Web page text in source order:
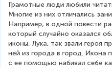
Грамотные люди любили
Многие из них отличались
Например, в одной повести
который случайно оказался
иконы. Лука, так звали героя
ней из города в город. Икона
с ее помощью набивал себе